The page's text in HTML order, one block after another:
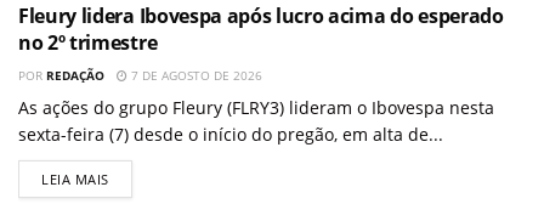
Fleury lidera Ibovespa após lucro acima do esperado
no 2º trimestre
POR REDAÇÃO 7 DE AGOSTO DE 2026
As ações do grupo Fleury (FLRY3) lideram o Ibovespa nesta
sexta-feira (7) desde o início do pregão, em alta de...
LEIA MAIS